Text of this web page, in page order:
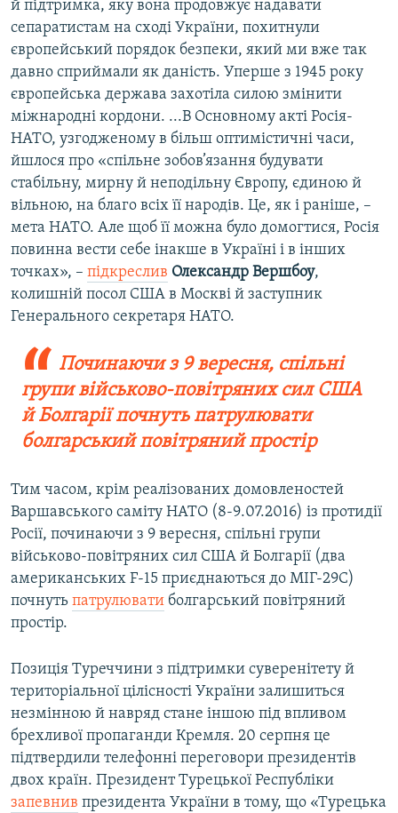
й підтримка, яку вона продовжує надавати
сепаратистам на сході України, похитнули
європейський порядок безпеки, який ми вже так
давно сприймали як даність. Уперше з 1945 року
європейська держава захотіла силою змінити
міжнародні кордони. ...В Основному акті Росія-
НАТО, узгодженому в більш оптимістичні часи,
йшлося про «спільне зобов’язання будувати
стабільну, мирну й неподільну Європу, єдиною й
вільною, на благо всіх її народів. Це, як і раніше, –
мета НАТО. Але щоб її можна було домогтися, Росія
повинна вести себе інакше в Україні і в інших
точках», – підкреслив Олександр Вершбоу,
колишній посол США в Москві й заступник
Генерального секретаря НАТО.
Починаючи з 9 вересня, спільні
групи військово-повітряних сил США
й Болгарії почнуть патрулювати
болгарський повітряний простір
Тим часом, крім реалізованих домовленостей
Варшавського саміту НАТО (8-9.07.2016) із протидії
Росії, починаючи з 9 вересня, спільні групи
військово-повітряних сил США й Болгарії (два
американських F-15 приєднаються до МІГ-29С)
почнуть патрулювати болгарський повітряний
простір.
Позиція Туреччини з підтримки суверенітету й
територіальної цілісності України залишиться
незмінною й навряд стане іншою під впливом
брехливої пропаганди Кремля. 20 серпня це
підтвердили телефонні переговори президентів
двох країн. Президент Турецької Республіки
запевнив президента України в тому, що «Турецька